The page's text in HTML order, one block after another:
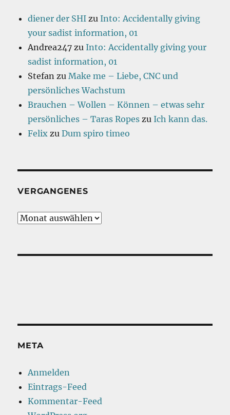
diener der SHI zuInto: Accidentally giving
your sadist information, 01
Andrea247 zuInto: Accidentally giving your
sadist information, 01
Stefan zu Make me – Liebe, CNC und
persönliches Wachstum
Brauchen – Wollen – Können – etwas sehr
persönliches – Taras Ropes zuIch kann das.
Felix zuDum spiro timeo
VERGANGENES
Vergangenes
META
Anmelden
Eintrags-Feed
Kommentar-Feed